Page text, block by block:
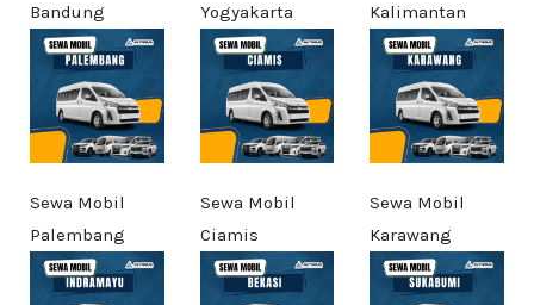
Bandung
Yogyakarta
Kalimantan
Sewa Mobil
Palembang
Sewa Mobil
Ciamis
Sewa Mobil
Karawang